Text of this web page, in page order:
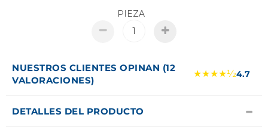
PIEZA
NUESTROS CLIENTES OPINAN (12
VALORACIONES)
★★★★½4.7
DETALLES DEL PRODUCTO